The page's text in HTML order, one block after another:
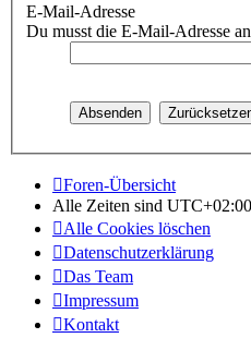
E-Mail-Adresse
Du musst die E-Mail-Adresse
Foren-Übersicht
Alle Zeiten sind UTC+02:00
Alle Cookies löschen
Datenschutzerklärung
Das Team
Impressum
Kontakt